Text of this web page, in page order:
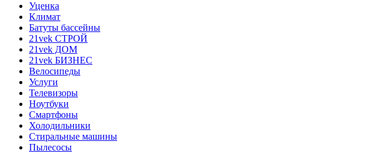
Уценка
Климат
Батуты бассейны
21vek СТРОЙ
21vek ДОМ
21vek БИЗНЕС
Велосипеды
Услуги
Телевизоры
Ноутбуки
Смартфоны
Холодильники
Стиральные машины
Пылесосы